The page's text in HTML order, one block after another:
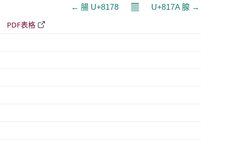
← 腸 U+8178 𝄜 U+817A 腺 →
PDF表格